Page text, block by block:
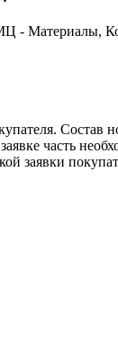
- Материалы,
часть
заявки